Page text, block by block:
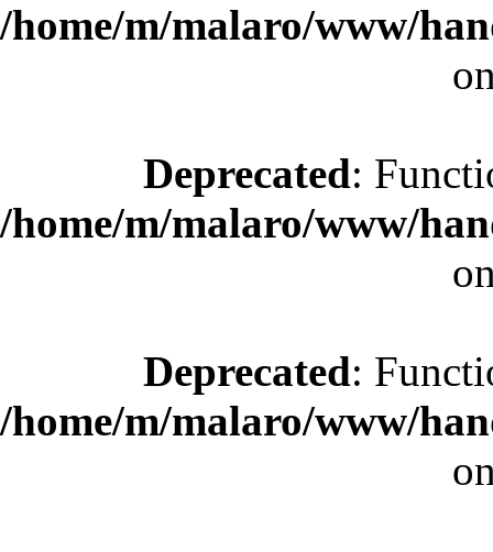
/home/m/malaro/www/
Deprecated:
/home/m/malaro/www/
Deprecated:
/home/m/malaro/www/